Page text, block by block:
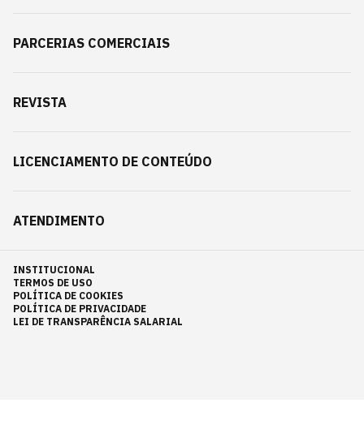
PARCERIAS COMERCIAIS
REVISTA
LICENCIAMENTO DE CONTEÚDO
ATENDIMENTO
INSTITUCIONAL
TERMOS DE USO
POLÍTICA DE COOKIES
POLÍTICA DE PRIVACIDADE
LEI DE TRANSPARÊNCIA SALARIAL